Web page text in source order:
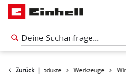
Zurück |Produkte Werkzeuge